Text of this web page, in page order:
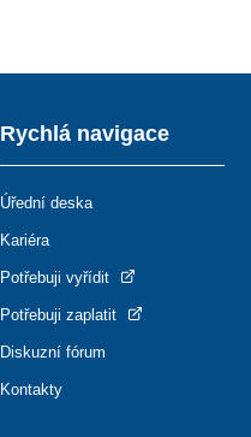
Rychlá navigace
Úřední deska
Kariéra
Potřebuji vyřídit
Potřebuji zaplatit
Diskuzní fórum
Kontakty